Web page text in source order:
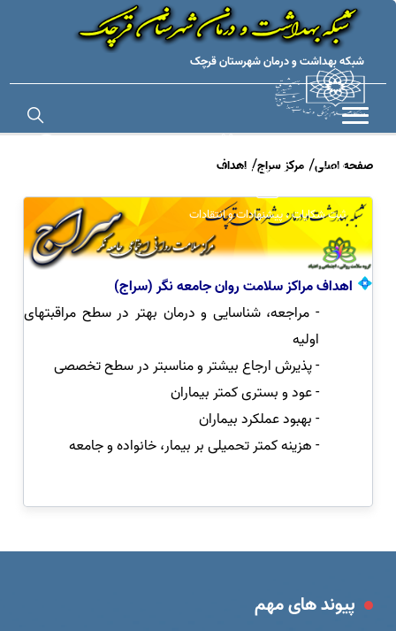
شبکه بهداشت و درمان شهرستان قرچک
اطلاع رسانی عمومی ویژه مراسم های مذهبی (اربعین)
ثبت شکایات ، پیشنهادات و انتقادات
صفحه اصلی مرکز سراج اهداف
اهداف مراکز سلامت روان جامعه نگر (سراج)
- مراجعه، شناسایی و درمان بهتر در سطح مراقبتهای
اولیه
- پذیرش ارجاع بیشتر و مناسبتر در سطح تخصصی
- عود و بستری کمتر بیماران
- بهبود عملکرد بیماران
- هزینه کمتر تحمیلی بر بیمار، خانواده و جامعه
پیوند های مهم